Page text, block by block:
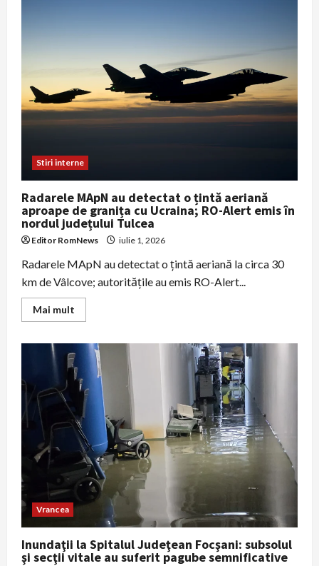
Stiri interne
Radarele MApN au detectat o țintă aeriană
aproape de granița cu Ucraina; RO-Alert emis în
nordul județului Tulcea
Editor RomNews iulie 1, 2026
Radarele MApN au detectat o țintă aeriană la circa 30
km de Vâlcove; autoritățile au emis RO-Alert...
Mai mult
more
MApN
au
detectat
o
țintă
aeriană
aproape
de
granița
cu
Ucraina;
RO-
Alert
emis
în
nordul
județului
Tulcea
Vrancea
Inundaţii la Spitalul Judeţean Focşani: subsolul
şi secţii vitale au suferit pagube semnificative